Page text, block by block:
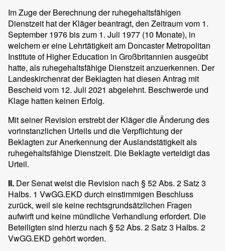
Im Zuge der Berechnung der ruhegehaltsfähigen
Dienstzeit hat der Kläger beantragt, den Zeitraum vom 1.
September 1976 bis zum 1. Juli 1977 (10 Monate), in
welchem er eine Lehrtätigkeit am Doncaster Metropolitan
Institute of Higher Education in Großbritannien ausgeübt
hatte, als ruhegehaltsfähige Dienstzeit anzuerkennen. Der
Landeskirchenrat der Beklagten hat diesen Antrag mit
Bescheid vom 12. Juli 2021 abgelehnt. Beschwerde und
Klage hatten keinen Erfolg.
Mit seiner Revision erstrebt der Kläger die Änderung des
vorinstanzlichen Urteils und die Verpflichtung der
Beklagten zur Anerkennung der Auslandstätigkeit als
ruhegehaltsfähige Dienstzeit. Die Beklagte verteidigt das
Urteil.
II. Der Senat weist die Revision nach § 52 Abs. 2 Satz 3
Halbs. 1 VwGG.EKD durch einstimmigen Beschluss
zurück, weil sie keine rechtsgrundsätzlichen Fragen
aufwirft und keine mündliche Verhandlung erfordert. Die
Beteiligten sind hierzu nach § 52 Abs. 2 Satz 3 Halbs. 2
VwGG.EKD gehört worden.